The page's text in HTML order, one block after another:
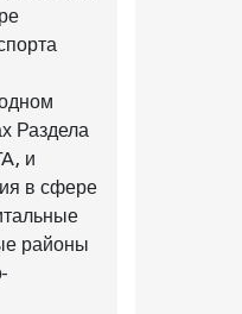
Раздела
и
в сфере
районы